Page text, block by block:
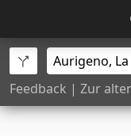
Feedback | Zur